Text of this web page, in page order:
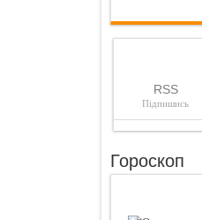
RSS
Підпишись
Гороскоп